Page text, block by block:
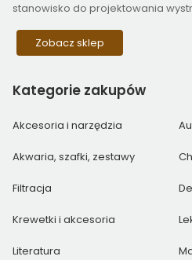
stanowisko do projektowania
Zobacz sklep
Kategorie zakupów
Akcesoria i narzędzia
Akwaria, szafki, zestawy
Filtracja
Krewetki i akcesoria
Literatura